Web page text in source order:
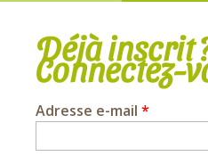
Déjà inscrit
Connectez-
Adresse e-mail *